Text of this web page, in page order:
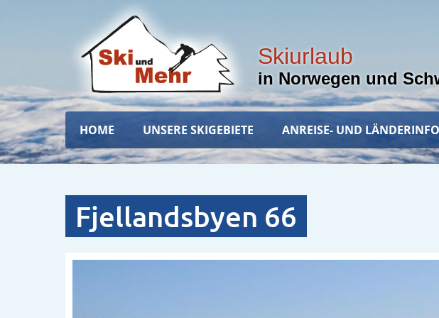
Skiurlaub
in Norwegen und
Hauptnavigation
HOME UNSERE SKIGEBIETE ANREISE- UND
Fjellandsbyen 66